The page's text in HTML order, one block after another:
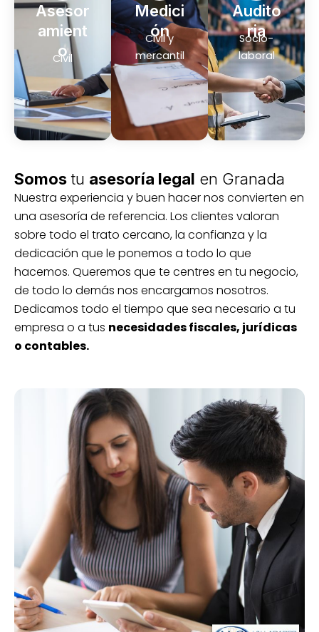
Asesor
amient
o
Civil
Medici
ón
Civil y
mercantil
Audito
ria
Socio-
laboral
Somostu asesoría legal en Granada
Nuestra experiencia y buen hacer nos convierten en
una asesoría de referencia. Los clientes valoran
sobre todo el trato cercano, la confianza y la
dedicación que le ponemos a todo lo que
hacemos. Queremos que te centres en tu negocio,
de todo lo demás nos encargamos nosotros.
Dedicamos todo el tiempo que sea necesario a tu
empresa o a tus necesidades fiscales, jurídicas
o contables.